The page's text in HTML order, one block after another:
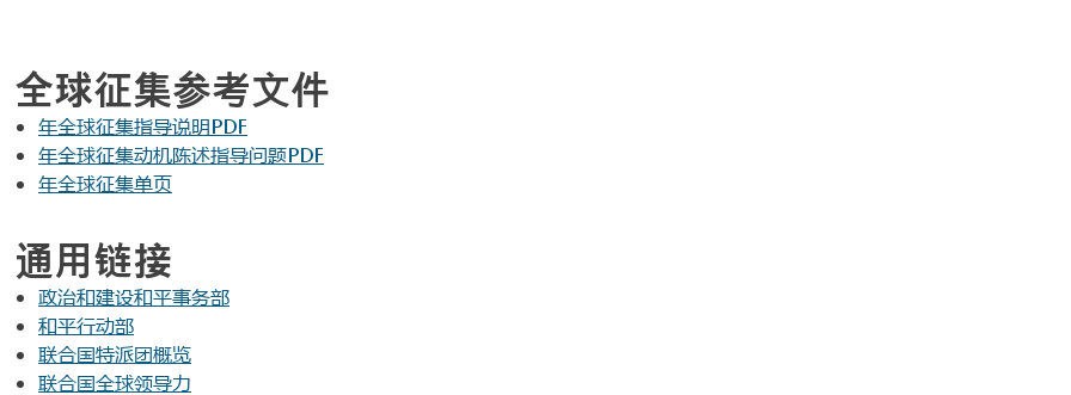
全球征集参考文件
年全球征集指导说明PDF
年全球征集动机陈述指导问题PDF
年全球征集单页
通用链接
政治和建设和平事务部
和平行动部
联合国特派团概览
联合国全球领导力